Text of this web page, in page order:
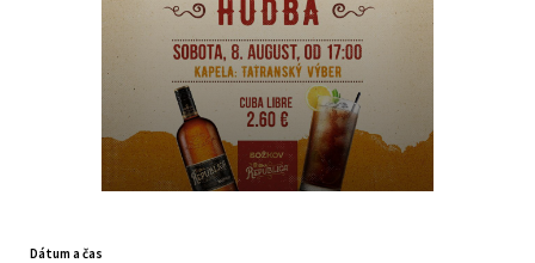
Dátum a čas